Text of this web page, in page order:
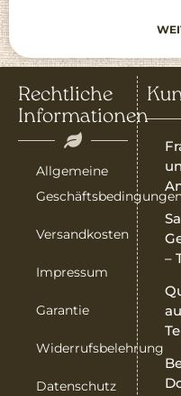
Rechtliche
Informationen
Allgemeine
Versandkosten
Impressum
Garantie
Widerrufsbelehrung
Datenschutz
–